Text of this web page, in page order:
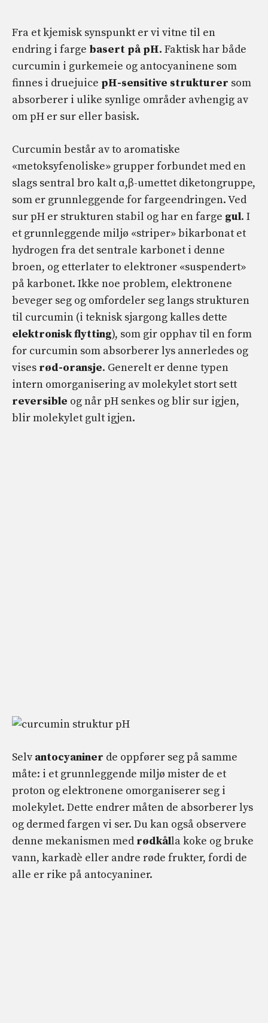
Fra et kjemisk synspunkt er vi vitne til en
endring i farge basert på pH. Faktisk har både
curcumin i gurkemeie og antocyaninene som
finnes i druejuice pH-sensitive strukturer som
absorberer i ulike synlige områder avhengig av
om pH er sur eller basisk.
Curcumin består av to aromatiske
«metoksyfenoliske» grupper forbundet med en
slags sentral bro kalt α,β-umettet diketongruppe,
som er grunnleggende for fargeendringen. Ved
sur pH er strukturen stabil og har en farge gul. I
et grunnleggende miljø «striper» bikarbonat et
hydrogen fra det sentrale karbonet i denne
broen, og etterlater to elektroner «suspendert»
på karbonet. Ikke noe problem, elektronene
beveger seg og omfordeler seg langs strukturen
til curcumin (i teknisk sjargong kalles dette
elektronisk flytting), som gir opphav til en form
for curcumin som absorberer lys annerledes og
vises rød-oransje. Generelt er denne typen
intern omorganisering av molekylet stort sett
reversible og når pH senkes og blir sur igjen,
blir molekylet gult igjen.
Selv antocyaniner de oppfører seg på samme
måte: i et grunnleggende miljø mister de et
proton og elektronene omorganiserer seg i
molekylet. Dette endrer måten de absorberer lys
og dermed fargen vi ser. Du kan også observere
denne mekanismen med rødkålla koke og bruke
vann, karkadè eller andre røde frukter, fordi de
alle er rike på antocyaniner.